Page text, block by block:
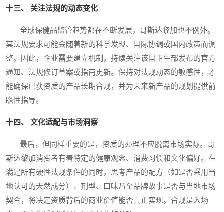
十三、 关注法规的动态变化
全球保健品监管趋势都在不断发展，哥斯达黎加也不例外。
其法规要求可能会随着新的科学发现、国际协调或国内政策而调
整。因此，企业需要建立机制，持续关注该国卫生部发布的官方
通知、法规修订草案或指南更新。保持对法规动态的敏感性，才
能确保已获资质的产品长期合规，并为未来新产品的规划提供前
瞻性指导。
十四、 文化适配与市场洞察
最后，但同样重要的是，资质的办理不应脱离市场实际。哥
斯达黎加消费者有着特定的健康观念、消费习惯和文化偏好。在
满足所有硬性法规条件的同时，思考产品的配方（如是否采用当
地认可的天然成分）、剂型、口味乃至品牌故事是否与当地市场
契合，将决定资质背后的商业价值能否真正实现。合规是入场